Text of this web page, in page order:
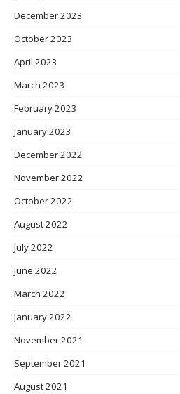
December 2023
October 2023
April 2023
March 2023
February 2023
January 2023
December 2022
November 2022
October 2022
August 2022
July 2022
June 2022
March 2022
January 2022
November 2021
September 2021
August 2021